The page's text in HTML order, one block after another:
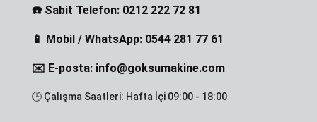
☎️ Sabit Telefon: 0212 222 72 81
📱 Mobil / WhatsApp: 0544 281 77 61
✉️ E-posta: info@goksumakine.com
🕒 Çalışma Saatleri: Hafta İçi 09:00 - 18:00